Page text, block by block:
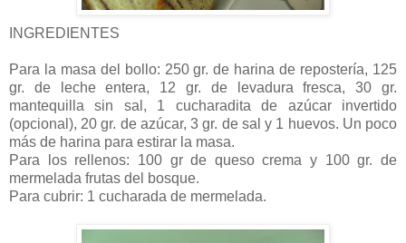
INGREDIENTES
Para la masa del bollo: 250 gr. de harina de repostería, 125
gr. de leche entera, 12 gr. de levadura fresca, 30 gr.
mantequilla sin sal, 1 cucharadita de azúcar invertido
(opcional), 20 gr. de azúcar, 3 gr. de sal y 1 huevos. Un poco
más de harina para estirar la masa.
Para los rellenos: 100 gr de queso crema y 100 gr. de
mermelada frutas del bosque.
Para cubrir: 1 cucharada de mermelada.